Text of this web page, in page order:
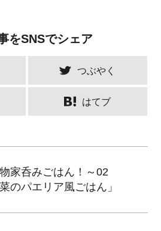
をSNSでシェア
つぶやく
はてブ
家呑みごはん！～02
のパエリア風ごはん」